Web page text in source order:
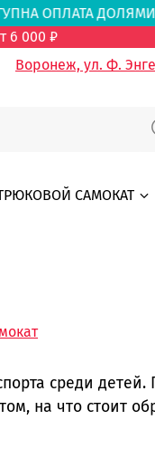
ОПЛАТА
6 000 ₽
Воронеж, ул. Ф.
САМОКАТ
среди
на что стоит